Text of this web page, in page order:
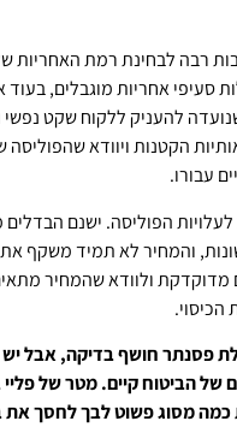
רבה לבחינת רמת האחריות
סעיפי אחריות מוגבלים,
להעניק ללקוח שקט נפשי
הקטנות ויוודא
עבורו.
הפוליסה. ישנם הבדלים
והמחיר לא תמיד משקף את
מדוקדקת ולוודא שהמחיר
הכיסוי.
פסנתר חושף בדיקה, אבל יש
של הביטוח קיים. מטר של פליי
כמה מסוג פשוט לבך לחסך את